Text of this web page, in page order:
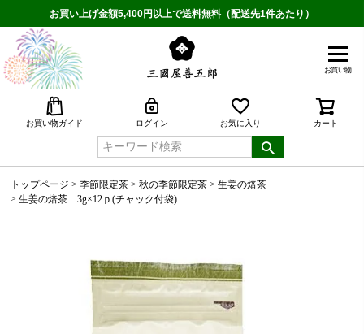
お買い上げ金額5,400円以上で送料無料（配送先1件あたり）
お買い物
お買い物ガイド ログイン お気に入り カート
トップページ 季節限定茶 秋の季節限定茶
生姜の焙茶
生姜の焙茶 3g×12ｐ(チャック付袋)